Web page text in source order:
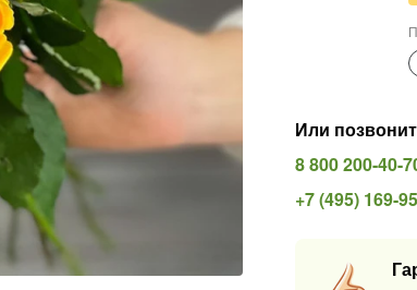
Или
8 800 200-40-
+7 (495) 169-